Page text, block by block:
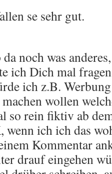
se sehr gut.
noch was
ich Dich mal
ich z.B.
wollen
so rein fiktiv ab
wenn ich ich das
Kommentar
drauf eingehen